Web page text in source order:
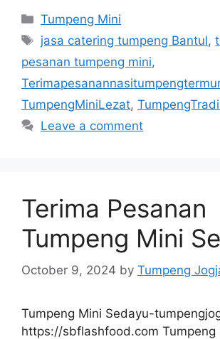
Categories
Tumpeng Mini
Tags
jasa catering tumpeng Bantul,
pesanan tumpeng mini,
TumpengMiniLezat,
Leave a comment
Terima Pesanan
Tumpeng Mini
October 9, 2024 by Tumpeng
Tumpeng Mini Sedayu-
https://sbflashfood.com Tumpeng